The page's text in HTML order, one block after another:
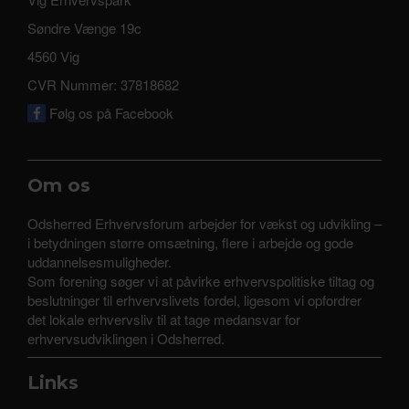
Søndre Vænge 19c
4560 Vig
CVR Nummer: 37818682
Følg os på Facebook
Om os
Odsherred Erhvervsforum arbejder for vækst og udvikling –
i betydningen større omsætning, flere i arbejde og gode
uddannelsesmuligheder.
Som forening søger vi at påvirke erhvervspolitiske tiltag og
beslutninger til erhvervslivets fordel, ligesom vi opfordrer
det lokale erhvervsliv til at tage medansvar for
erhvervsudviklingen i Odsherred.
Links